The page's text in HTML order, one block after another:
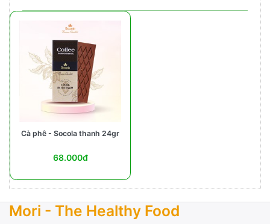
Cà phê - Socola thanh 24gr
68.000đ
Mori - The Healthy Food